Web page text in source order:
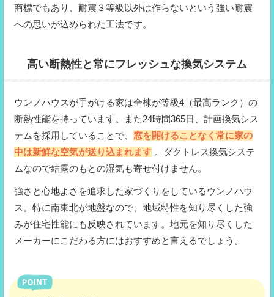
商標でもあり、耐震３等級以外は作らないという強い耐震
への思いが込められた工法です。
高い断熱性と常にフレッシュな換気システム
ウンノハウスが手がける家は全棟が等級4（最高ランク）の
断熱性能を持っています。また24時間365日、計画換気シス
テムを採用していることで、 窓を開けることなく常に家の
中は新鮮な空気が送り込まれます 。ダクトレス換気システ
ムなので結露のもとの湿気も寄せ付けません。
強さと心地よさを追求した家づくりをしているウンノハウ
ス。特に南東北が地盤なので、地域特性を知り尽くした強
みが住宅性能にも反映されています。地元を知り尽くした
メーカーにこだわる方にはおすすめと言えるでしょう。